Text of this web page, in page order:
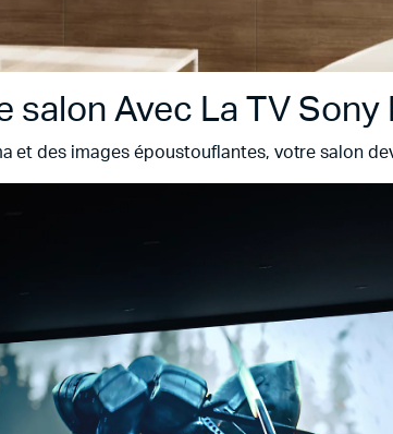
Avec La TV Sony
et des images époustouflantes, votre salon